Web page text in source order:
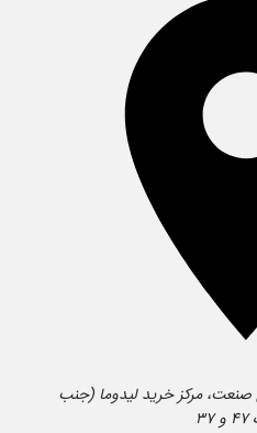
صنعت، مرکز خرید لیدوما (جنب